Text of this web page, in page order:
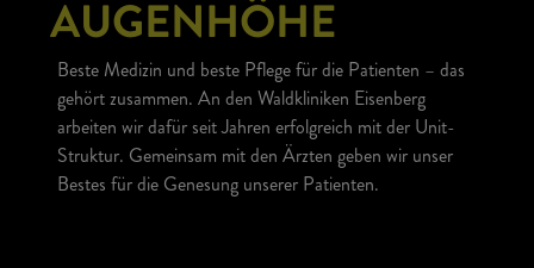
AUGENHÖHE
Beste Medizin und beste Pflege für die Patienten – das
gehört zusammen. An den Waldkliniken Eisenberg
arbeiten wir dafür seit Jahren erfolgreich mit der Unit-
Struktur. Gemeinsam mit den Ärzten geben wir unser
Bestes für die Genesung unserer Patienten.